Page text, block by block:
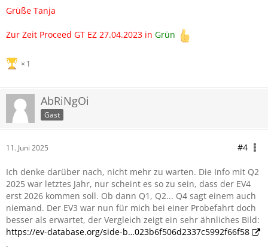
Grüße Tanja
Zur Zeit Proceed GT EZ 27.04.2023 in Grün
1
AbRiNgOi
Gast
11. Juni 2025 #4
Ich denke darüber nach, nicht mehr zu warten. Die Info mit Q2
2025 war letztes Jahr, nur scheint es so zu sein, dass der EV4
erst 2026 kommen soll. Ob dann Q1, Q2... Q4 sagt einem auch
niemand. Der EV3 war nun für mich bei einer Probefahrt doch
besser als erwartet, der Vergleich zeigt ein sehr ähnliches Bild:
https://ev-database.org/side-b…023b6f506d2337c5992f66f58
.